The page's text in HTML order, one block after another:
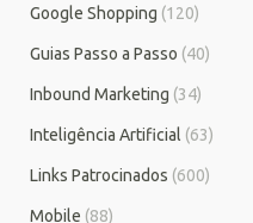
Google Shopping (120)
Guias Passo a Passo (40)
Inbound Marketing (34)
Inteligência Artificial (63)
Links Patrocinados (600)
Mobile (88)